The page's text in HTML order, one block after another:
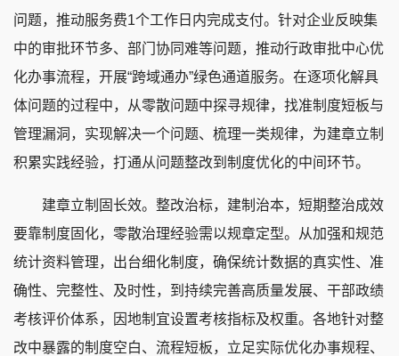
问题，推动服务费1个工作日内完成支付。针对企业反映集
中的审批环节多、部门协同难等问题，推动行政审批中心优
化办事流程，开展“跨域通办”绿色通道服务。在逐项化解具
体问题的过程中，从零散问题中探寻规律，找准制度短板与
管理漏洞，实现解决一个问题、梳理一类规律，为建章立制
积累实践经验，打通从问题整改到制度优化的中间环节。
建章立制固长效。整改治标，建制治本，短期整治成效
要靠制度固化，零散治理经验需以规章定型。从加强和规范
统计资料管理，出台细化制度，确保统计数据的真实性、准
确性、完整性、及时性，到持续完善高质量发展、干部政绩
考核评价体系，因地制宜设置考核指标及权重。各地针对整
改中暴露的制度空白、流程短板，立足实际优化办事规程、